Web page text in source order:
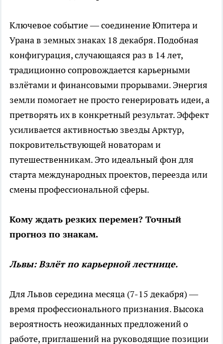
Ключевое событие — соединение Юпитера и
Урана в земных знаках 18 декабря. Подобная
конфигурация, случающаяся раз в 14 лет,
традиционно сопровождается карьерными
взлётами и финансовыми прорывами. Энергия
земли помогает не просто генерировать идеи, а
претворять их в конкретный результат. Эффект
усиливается активностью звезды Арктур,
покровительствующей новаторам и
путешественникам. Это идеальный фон для
старта международных проектов, переезда или
смены профессиональной сферы.
Кому ждать резких перемен? Точный
прогноз по знакам.
Львы: Взлёт по карьерной лестнице.
Для Львов середина месяца (7-15 декабря) —
время профессионального признания. Высока
вероятность неожиданных предложений о
работе, приглашений на руководящие позиции